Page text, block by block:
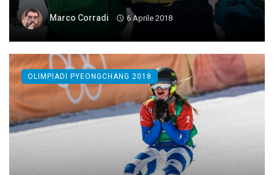
Marco Corradi 6 Aprile 2018
OLIMPIADI PYEONGCHANG 2018